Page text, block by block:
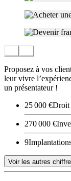
Proposez à vos
leur vivre
un présentateur !
25 000 €Droit
270 000 €
9
Voir les autres